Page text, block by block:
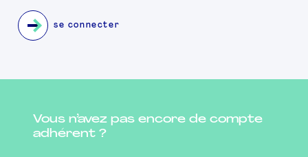
se connecter
Vous n’avez pas encore de compte
adhérent ?